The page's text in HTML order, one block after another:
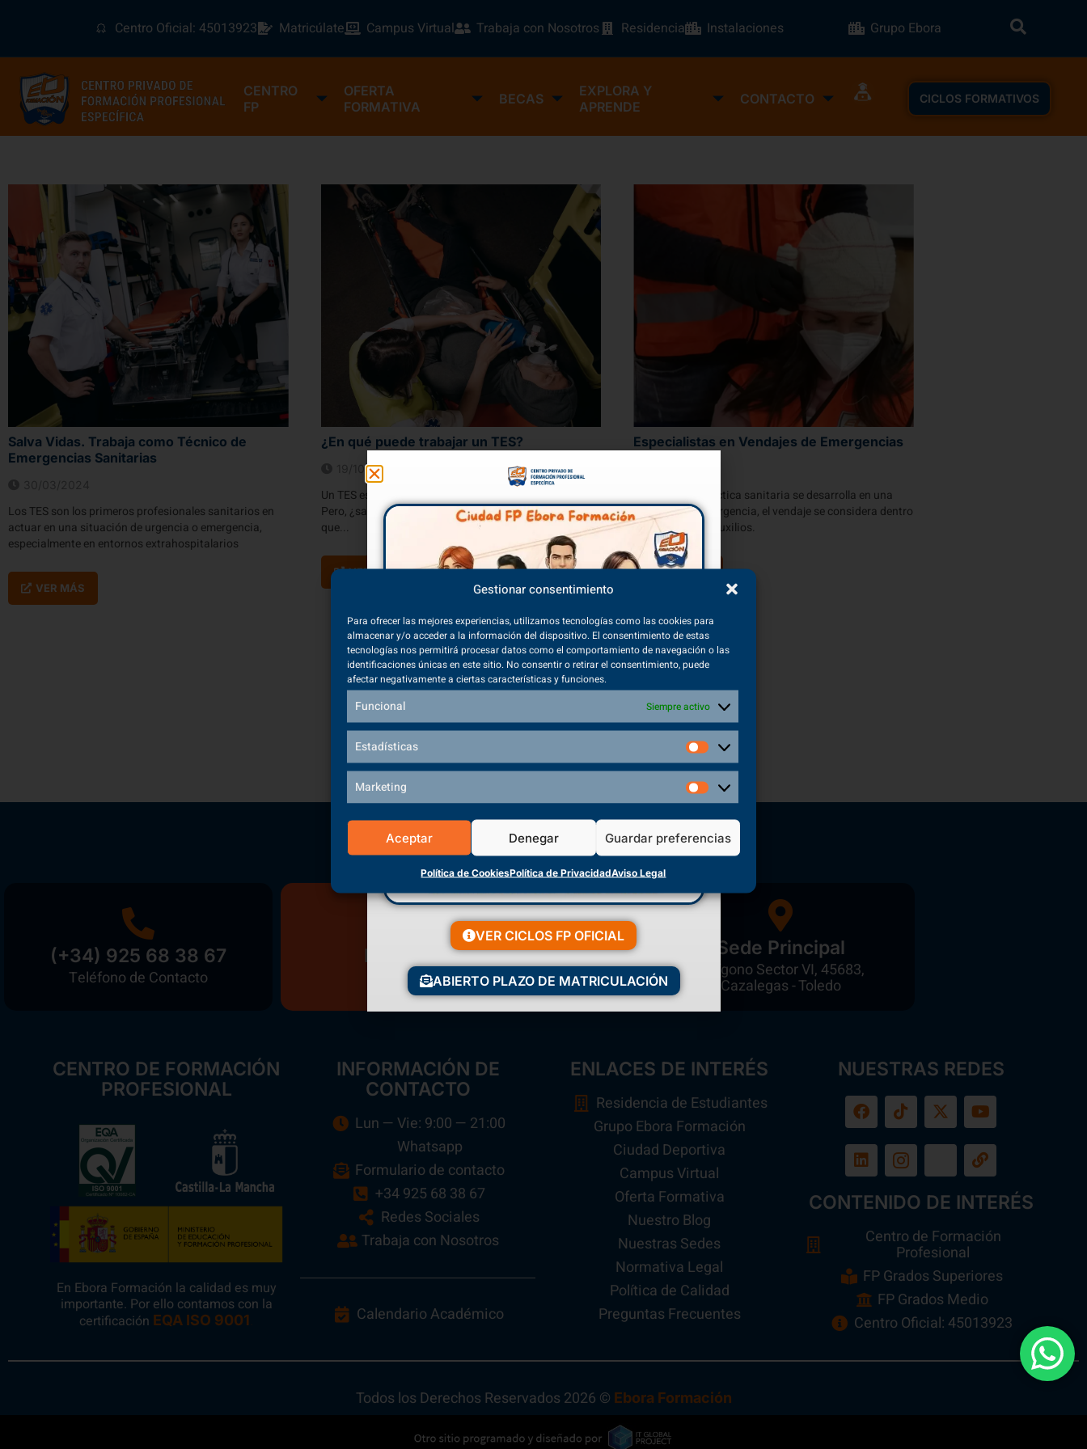
Gestionar consentimiento
Para ofrecer las mejores experiencias, utilizamos tecnologías como las cookies para
almacenar y/o acceder a la información del dispositivo. El consentimiento de estas
tecnologías nos permitirá procesar datos como el comportamiento de navegación o las
identificaciones únicas en este sitio. No consentir o retirar el consentimiento, puede
afectar negativamente a ciertas características y funciones.
Funcional Siempre activo
Estadísticas
Marketing
Aceptar Denegar Guardar preferencias
Política de CookiesPolítica de PrivacidadAviso Legal
Centro Oficial: 45013923 Matricúlate Campus Virtual Trabaja con Nosotros Residencia Instalaciones Grupo Ebora
CENTRO
FP
OFERTA
FORMATIVA
BECAS
EXPLORA Y
APRENDE
CONTACTO CICLOS FORMATIVOS
Salva Vidas. Trabaja como Técnico de
Emergencias Sanitarias
Los TES son los primeros profesionales sanitarios en
actuar en una situación de urgencia o emergencia,
especialmente en entornos extrahospitalarios
VER MÁS
¿En qué puede trabajar un TES?
19/10/2023
Un TES es un profesional de futuro y con vocación.
Pero, ¿sabes cuáles son los puestos laborales en los
que...
VER MÁS
Especialistas en Vendajes de Emergencias
Cuando ésta práctica sanitaria se desarrolla en una
situación de emergencia, el vendaje se considera dentro
de los primeros auxilios.
VER MÁS
Volver a inicio
(+34) 925 68 38 67
Teléfono de Contacto
Matriculación Abierta
¡Reserva tu plaza ahora!
Sede Principal
Polígono Sector VI, 45683,
Cazalegas - Toledo
CENTRO DE FORMACIÓN
PROFESIONAL
En Ebora Formación la calidad es muy
importante. Por ello contamos con la
certificación EQA ISO 9001
INFORMACIÓN DE
CONTACTO
Lun — Vie: 9:00 — 21:00
Whatsapp
Formulario de contacto
+34 925 68 38 67
Redes Sociales
Trabaja con Nosotros
Calendario Académico
ENLACES DE INTERÉS
Residencia de Estudiantes
Grupo Ebora Formación
Ciudad Deportiva
Campus Virtual
Oferta Formativa
Nuestro Blog
Nuestras Sedes
Normativa Legal
Política de Calidad
Preguntas Frecuentes
NUESTRAS REDES
CONTENIDO DE INTERÉS
Centro de Formación
Profesional
FP Grados Superiores
FP Grados Medio
Centro Oficial: 45013923
Todos los Derechos Reservados 2026 © Ebora Formación
VER CICLOS FP OFICIAL
ABIERTO PLAZO DE MATRICULACIÓN